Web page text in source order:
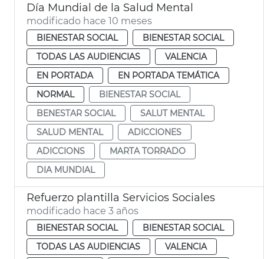
Día Mundial de la Salud Mental
modificado hace 10 meses
BIENESTAR SOCIAL
BIENESTAR SOCIAL
TODAS LAS AUDIENCIAS
VALENCIA
EN PORTADA
EN PORTADA TEMÁTICA
NORMAL
BIENESTAR SOCIAL
BENESTAR SOCIAL
SALUT MENTAL
SALUD MENTAL
ADICCIONES
ADICCIONS
MARTA TORRADO
DIA MUNDIAL
Refuerzo plantilla Servicios Sociales
modificado hace 3 años
BIENESTAR SOCIAL
BIENESTAR SOCIAL
TODAS LAS AUDIENCIAS
VALENCIA